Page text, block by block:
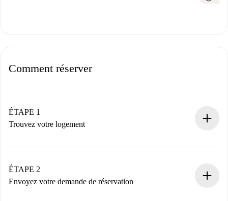
Comment réserver
ÉTAPE 1
Trouvez votre logement
Vous disposez à l’avance de toutes les informations
nécessaires.
ÉTAPE 2
Envoyez votre demande de réservation